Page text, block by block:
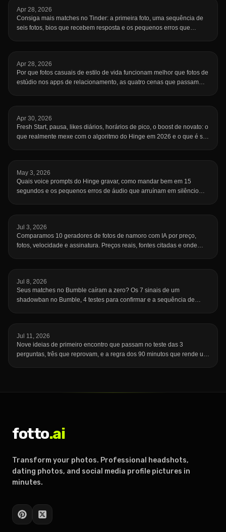
Apr 28, 2026
Consiga mais matches no Tinder: a primeira foto, uma sequência de
seis fotos, bios que recebem resposta e os pequenos erros que
Apr 28, 2026
Por que fotos casuais de estilo de vida funcionam melhor que fotos de
estúdio nos apps de relacionamento, as quatro cenas que passam
Apr 30, 2026
Fresh Start, pausa, likes diários, horários de pico, o boost de novato: o
que realmente mexe com o algoritmo do Hinge em 2026 e o que é só
May 3, 2026
Quais voice prompts do Hinge gravar, como mandar bem em 15
segundos e os pequenos erros de áudio que arruínam em silêncio
Jul 3, 2026
Comparamos 10 geradores de fotos de namoro com IA por preço,
fotos, velocidade e assinatura. Preços reais, fontes citadas e onde
Jul 8, 2026
Seus matches no Bumble caíram a zero? Os 7 sinais de um
shadowban no Bumble, 4 testes para confirmar e a sequência de
Jul 11, 2026
Nove ideias de primeiro encontro que passam no teste das 3
perguntas, três que reprovam, e a regra dos 90 minutos que rende um
fotto.ai
Transform your photos. Professional headshots,
dating photos, and social media profile pictures in
minutes.